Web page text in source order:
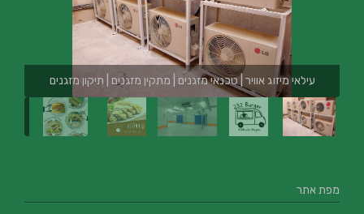
עילאי מיזוג אוויר | טכנאי מזגנים | מתקין מזגנים | תיקון מזגנים
מפת אתר